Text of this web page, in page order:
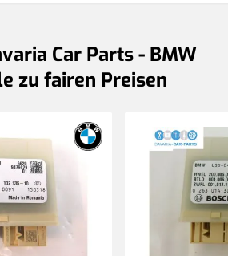
Car Parts - BMW
zu fairen Preisen